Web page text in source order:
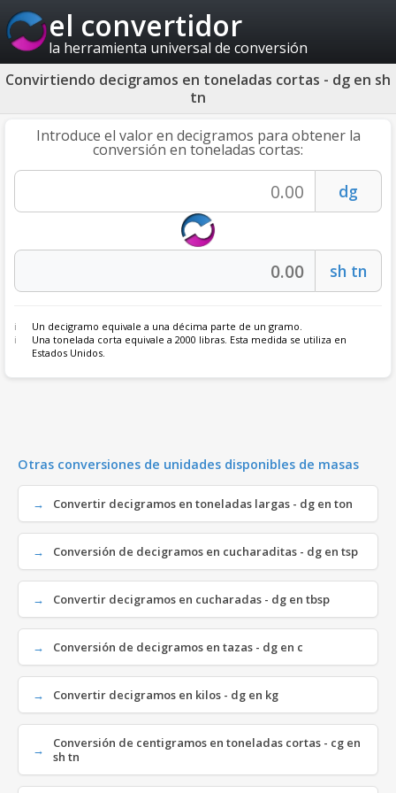
el convertidor
la herramienta universal de conversión
Convirtiendo decigramos en toneladas cortas - dg en sh
tn
Introduce el valor en decigramos para obtener la
conversión en toneladas cortas:
Un decigramo equivale a una décima parte de un gramo.
Una tonelada corta equivale a 2000 libras. Esta medida se utiliza en
Estados Unidos.
Otras conversiones de unidades disponibles de masas
Convertir decigramos en toneladas largas - dg en ton
Conversión de decigramos en cucharaditas - dg en tsp
Convertir decigramos en cucharadas - dg en tbsp
Conversión de decigramos en tazas - dg en c
Convertir decigramos en kilos - dg en kg
Conversión de centigramos en toneladas cortas - cg en
sh tn